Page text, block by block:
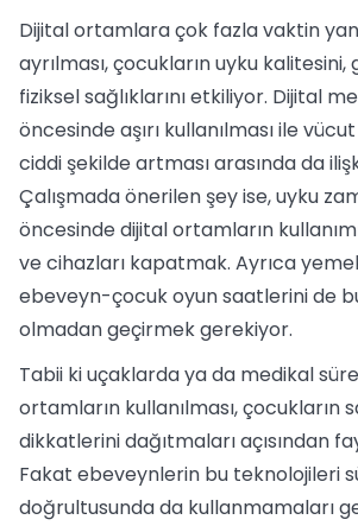
Dijital ortamlara çok fazla vaktin
ayrılması, çocukların uyku
fiziksel sağlıklarını etkiliyor. Dijital
öncesinde aşırı kullanılması ile
ciddi şekilde artması arasında da
Çalışmada önerilen şey ise, uyku
öncesinde dijital ortamların
ve cihazları kapatmak. Ayrıca
ebeveyn-çocuk oyun saatlerini de
olmadan geçirmek gerekiyor.
Tabii ki uçaklarda ya da medikal
ortamların kullanılması, çocukların
dikkatlerini dağıtmaları açısından
Fakat ebeveynlerin bu teknolojileri
doğrultusunda da kullanmamaları